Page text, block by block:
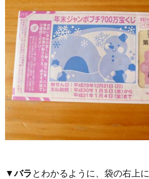
▼バラ とわかるように、袋の右上